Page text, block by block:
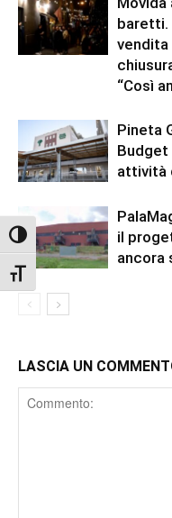
Attiva/disattiva alto
Attiva/disattiva dimensione
baretti.
vendita
“Così
Pineta
Budget
attività
il
ancora
LASCIA UN
Comment